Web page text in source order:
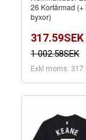
26 Kortärmad (+
byxor)
317.59SEK
1 002.58SEK
Exkl moms: